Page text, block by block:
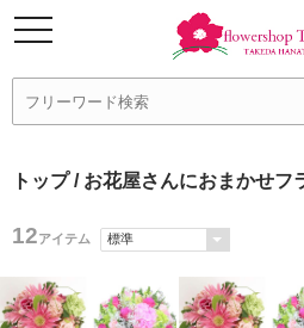
トップ/ お花屋さんにおまかせフ
12アイテム